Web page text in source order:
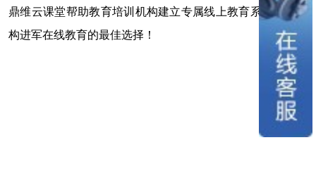
鼎维云课堂帮助教育培训机构建立专属线上教育系统，是机
构进军在线教育的最佳选择！